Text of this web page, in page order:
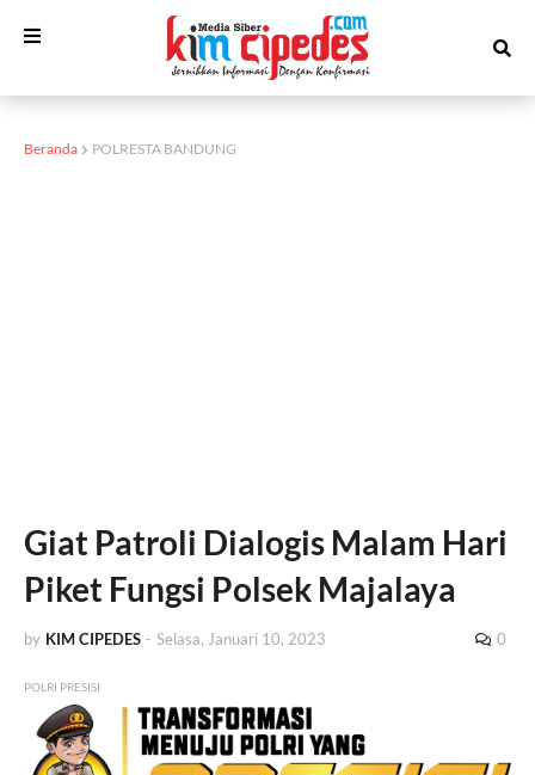
Beranda POLRESTA BANDUNG
Giat Patroli Dialogis Malam Hari
Piket Fungsi Polsek Majalaya
by KIM CIPEDES - Selasa, Januari 10, 2023 0
POLRI PRESISI